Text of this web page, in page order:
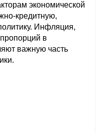
экономической
кредитную,
Инфляция,
в
важную часть